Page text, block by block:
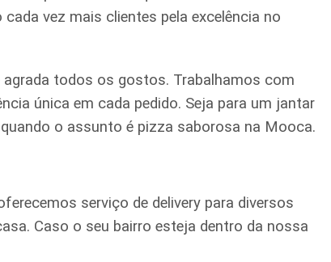
vez mais clientes pela excelência no
agrada todos os gostos. Trabalhamos com
única em cada pedido. Seja para um jantar
o assunto é pizza saborosa na Mooca.
serviço de delivery para diversos
Caso o seu bairro esteja dentro da nossa